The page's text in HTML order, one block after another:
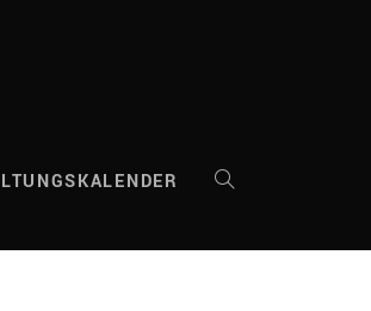
WEBSITE-